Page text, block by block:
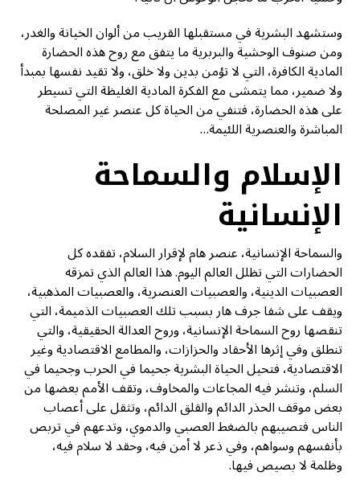
وستشهد البشرية في مستقبلها القريب من ألوان الخيانة والغدر،
ومن صنوف الوحشية والبربرية ما يتفق مع روح هذه الحضارة
المادية الكافرة، التي لا تؤمن بدين ولا خلق، ولا تقيد نفسها بمبدأ
ولا ضمير، مما يتمشى مع الفكرة المادية الغليظة التي تسيطر
على هذه الحضارة، فتنفي من الحياة كل عنصر غير المصلحة
المباشرة والعنصرية اللئيمة…
الإسلام والسماحة
الإنسانية
والسماحة الإنسانية، عنصر هام لإقرار السلام، تفقده كل
الحضارات التي تظلل العالم اليوم. هذا العالم الذي تمزقه
العصبيات الدينية، والعصبيات العنصرية، والعصبيات المذهبية،
ويقف على شفا جرف هار بسبب تلك العصبيات الذميمة، التي
تنقصها روح السماحة الإنسانية، وروح العدالة الحقيقية، والتي
تنطلق وفي إثرها الأحقاد والحزازات، والمطامع الاقتصادية وغير
الاقتصادية، فتحيل الحياة البشرية جحيما في الحرب وجحيما في
السلم، وتنشر فيه المجاعات والمخاوف، وتقف الأمم بعضها من
بعض موقف الحذر الدائم والقلق الدائم، وتثقل على أعصاب
الناس فتصيبهم بالضغط العصبي والدموي، وتدعهم في تربص
بأنفسهم وسواهم، وفي ذعر لا أمن فيه، وحقد لا سلام فيه،
وظلمة لا بصيص فيها.